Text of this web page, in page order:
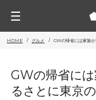
HOME グルメ GWの帰省には家族が
GWの帰省に
るさとに東京